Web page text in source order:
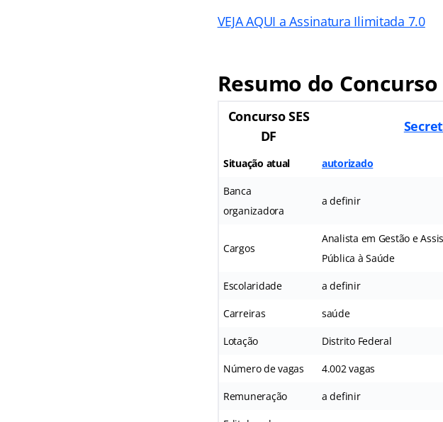
VEJA AQUI a Assinatura Ilimitada 7.0
Resumo do Concurso
Concurso SES
DF
Situação atual autorizado
Banca
organizadora
a definir
Cargos
Analista em Gestão e
Pública à Saúde
Escolaridade a definir
Carreiras saúde
Lotação Distrito Federal
Número de vagas 4.002 vagas
Remuneração a definir